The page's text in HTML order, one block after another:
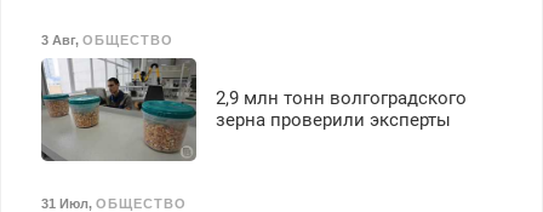
3 Авг, ОБЩЕСТВО
2,9 млн тонн волгоградского
зерна проверили эксперты
31 Июл, ОБЩЕСТВО